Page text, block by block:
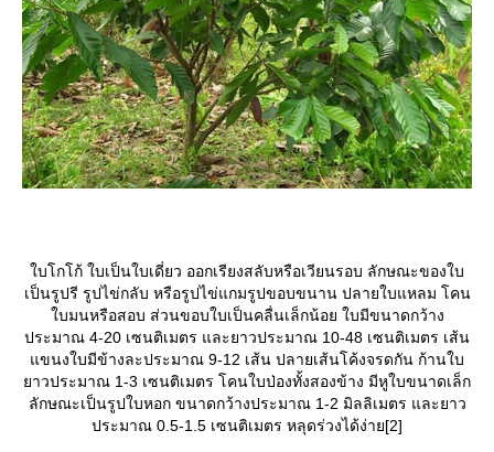
บโกโก้ ใบเป็นใบเดี่ยว ออกเรียงสลับหรือเวียนรอบ ลักษณะของใบ
เป็นรูปรี รูปไข่กลับ หรือรูปไข่แกมรูปขอบขนาน ปลายใบแหลม โคน
บมนหรือสอบ ส่วนขอบใบเป็นคลื่นเล็กน้อย ใบมีขนาดกว้าง
ประมาณ 4-20 เซนติเมตร และยาวประมาณ 10-48 เซนติเมตร เส้น
ขนงใบมีข้างละประมาณ 9-12 เส้น ปลายเส้นโค้งจรดกัน ก้านใบ
าวประมาณ 1-3 เซนติเมตร โคนใบป่องทั้งสองข้าง มีหูใบขนาดเล็ก
ลักษณะเป็นรูปใบหอก ขนาดกว้างประมาณ 1-2 มิลลิเมตร และยาว
ประมาณ 0.5-1.5 เซนติเมตร หลุดร่วงได้ง่าย[2]